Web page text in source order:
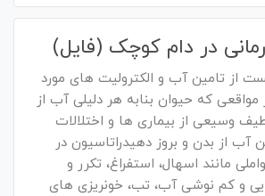
در دام کوچک (فایل)
از تامین آب و الکترولیت های مورد
مواقعی که حیوان بنابه هر دلیلی آب از
وسیعی از بیماری ها و اختلالات
از بدن و بروز دهیدراتاسیون در
مانند اسهال، استفراغ، تکرر و
و کم نوشی آب، تب، خونریزی های